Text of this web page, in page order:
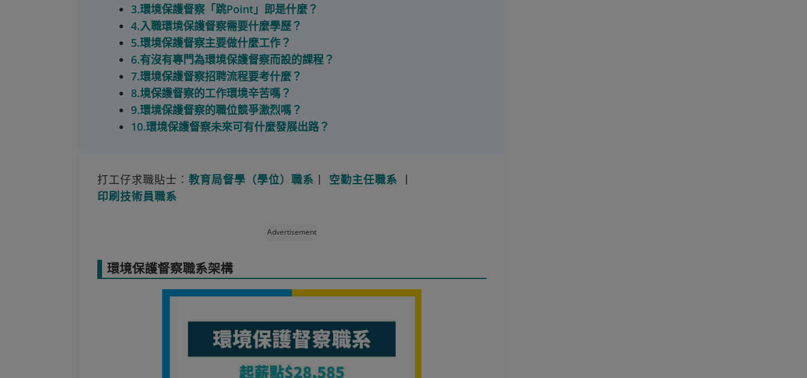
3.環境保護督察「跳Point」即是什麼？
4.入職環境保護督察需要什麼學歷？
5.環境保護督察主要做什麼工作？
6.有沒有專門為環境保護督察而設的課程？
7.環境保護督察招聘流程要考什麼？
8.境保護督察的工作環境辛苦嗎？
9.環境保護督察的職位競爭激烈嗎？
10.環境保護督察未來可有什麼發展出路？
打工仔求職貼士︰ 教育局督學（學位）職系 丨 空勤主任職系 丨
印刷技術員職系
Advertisement
環境保護督察職系架構